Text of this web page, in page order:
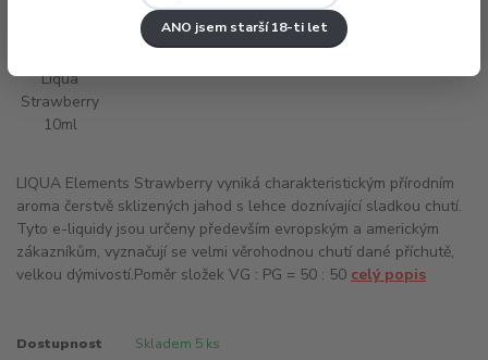
ANO jsem starší 18-ti let
LIQUA Elements Strawberry vyniká charakteristickým přírodním
aroma čerstvě sklizených jahod s lehce doznívající sladkou chutí.
Tyto e-liquidy jsou určeny především evropským a americkým
zákazníkům, vyznačují se velmi věrohodnou chutí dané příchutě,
velkou dýmivostí.Poměr složek VG : PG = 50 : 50 celý popis
Dostupnost Skladem 5 ks